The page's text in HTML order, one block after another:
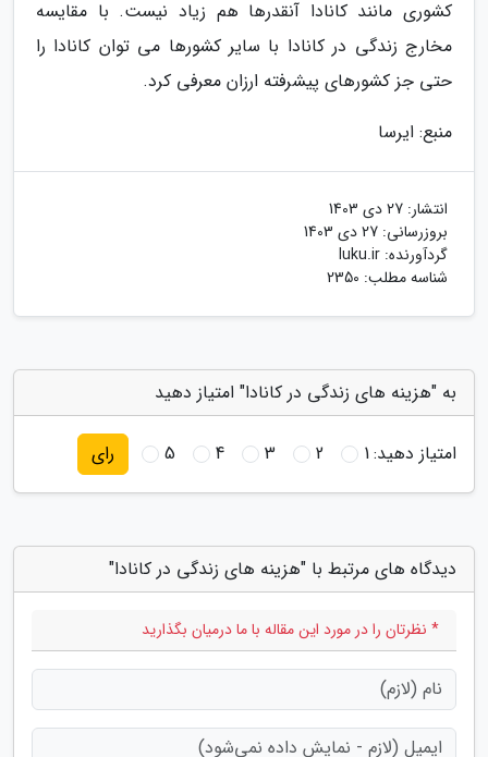
کشوری مانند کانادا آنقدرها هم زیاد نیست. با مقایسه
مخارج زندگی در کانادا با سایر کشورها می توان کانادا را
حتی جز کشورهای پیشرفته ارزان معرفی کرد.
منبع: ایرسا
انتشار: 27 دی 1403
بروزرسانی: 27 دی 1403
گردآورنده: luku.ir
شناسه مطلب: 2350
به "هزینه های زندگی در کانادا" امتیاز دهید
امتیاز دهید:1
2
3
4
5 رای
دیدگاه های مرتبط با "هزینه های زندگی در کانادا"
* نظرتان را در مورد این مقاله با ما درمیان بگذارید